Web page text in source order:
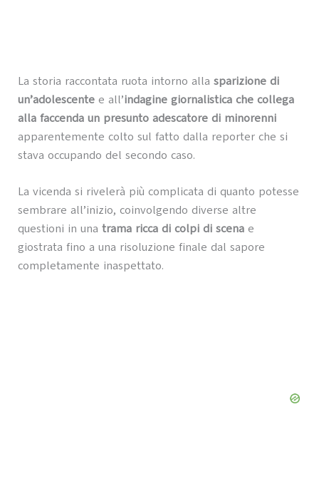
La storia raccontata ruota intorno alla sparizione di
un’adolescentee all’indagine giornalistica che collega
alla faccenda un presunto adescatore di minorenni
apparentemente colto sul fatto dalla reporter che si
stava occupando del secondo caso.
La vicenda si rivelerà più complicata di quanto potesse
sembrare all’inizio, coinvolgendo diverse altre
questioni in una trama ricca di colpi di scenae
giostrata fino a una risoluzione finale dal sapore
completamente inaspettato.